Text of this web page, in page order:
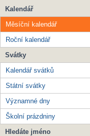
Kalendář
Měsíční kalendář
Roční kalendář
Svátky
Kalendář svátků
Státní svátky
Významné dny
Školní prázdniny
Hledáte jméno